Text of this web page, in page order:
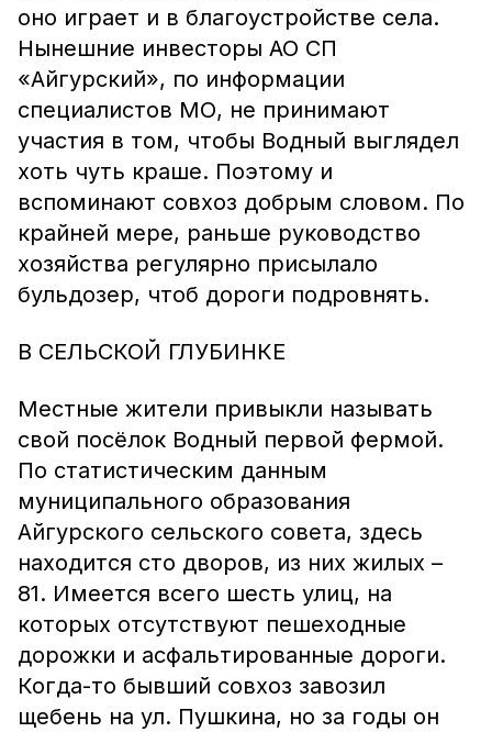
оно играет и в благоустройстве села.
Нынешние инвесторы АО СП
«Айгурский», по информации
специалистов МО, не принимают
участия в том, чтобы Водный выглядел
хоть чуть краше. Поэтому и
вспоминают совхоз добрым словом. По
крайней мере, раньше руководство
хозяйства регулярно присылало
бульдозер, чтоб дороги подровнять.
В СЕЛЬСКОЙ ГЛУБИНКЕ
Местные жители привыкли называть
свой посёлок Водный первой фермой.
По статистическим данным
муниципального образования
Айгурского сельского совета, здесь
находится сто дворов, из них жилых –
81. Имеется всего шесть улиц, на
которых отсутствуют пешеходные
дорожки и асфальтированные дороги.
Когда-то бывший совхоз завозил
щебень на ул. Пушкина, но за годы он